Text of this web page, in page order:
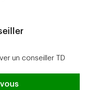
un conseiller TD